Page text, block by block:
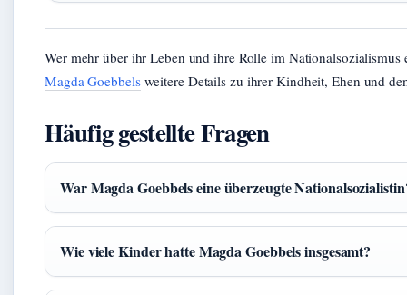
Wer mehr über ihr Leben und ihre Rolle im
Magda Goebbelsweitere Details zu ihrer Kindheit, Ehen und
Häufig gestellte Fragen
War Magda Goebbels eine überzeugte
Wie viele Kinder hatte Magda Goebbels insgesamt?